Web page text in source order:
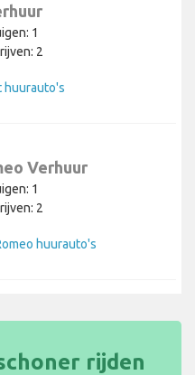
1
2
huurauto's
Verhuur
1
2
huurauto's
rijden